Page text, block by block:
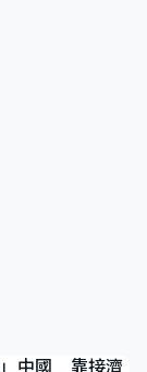
」中國 靠接濟